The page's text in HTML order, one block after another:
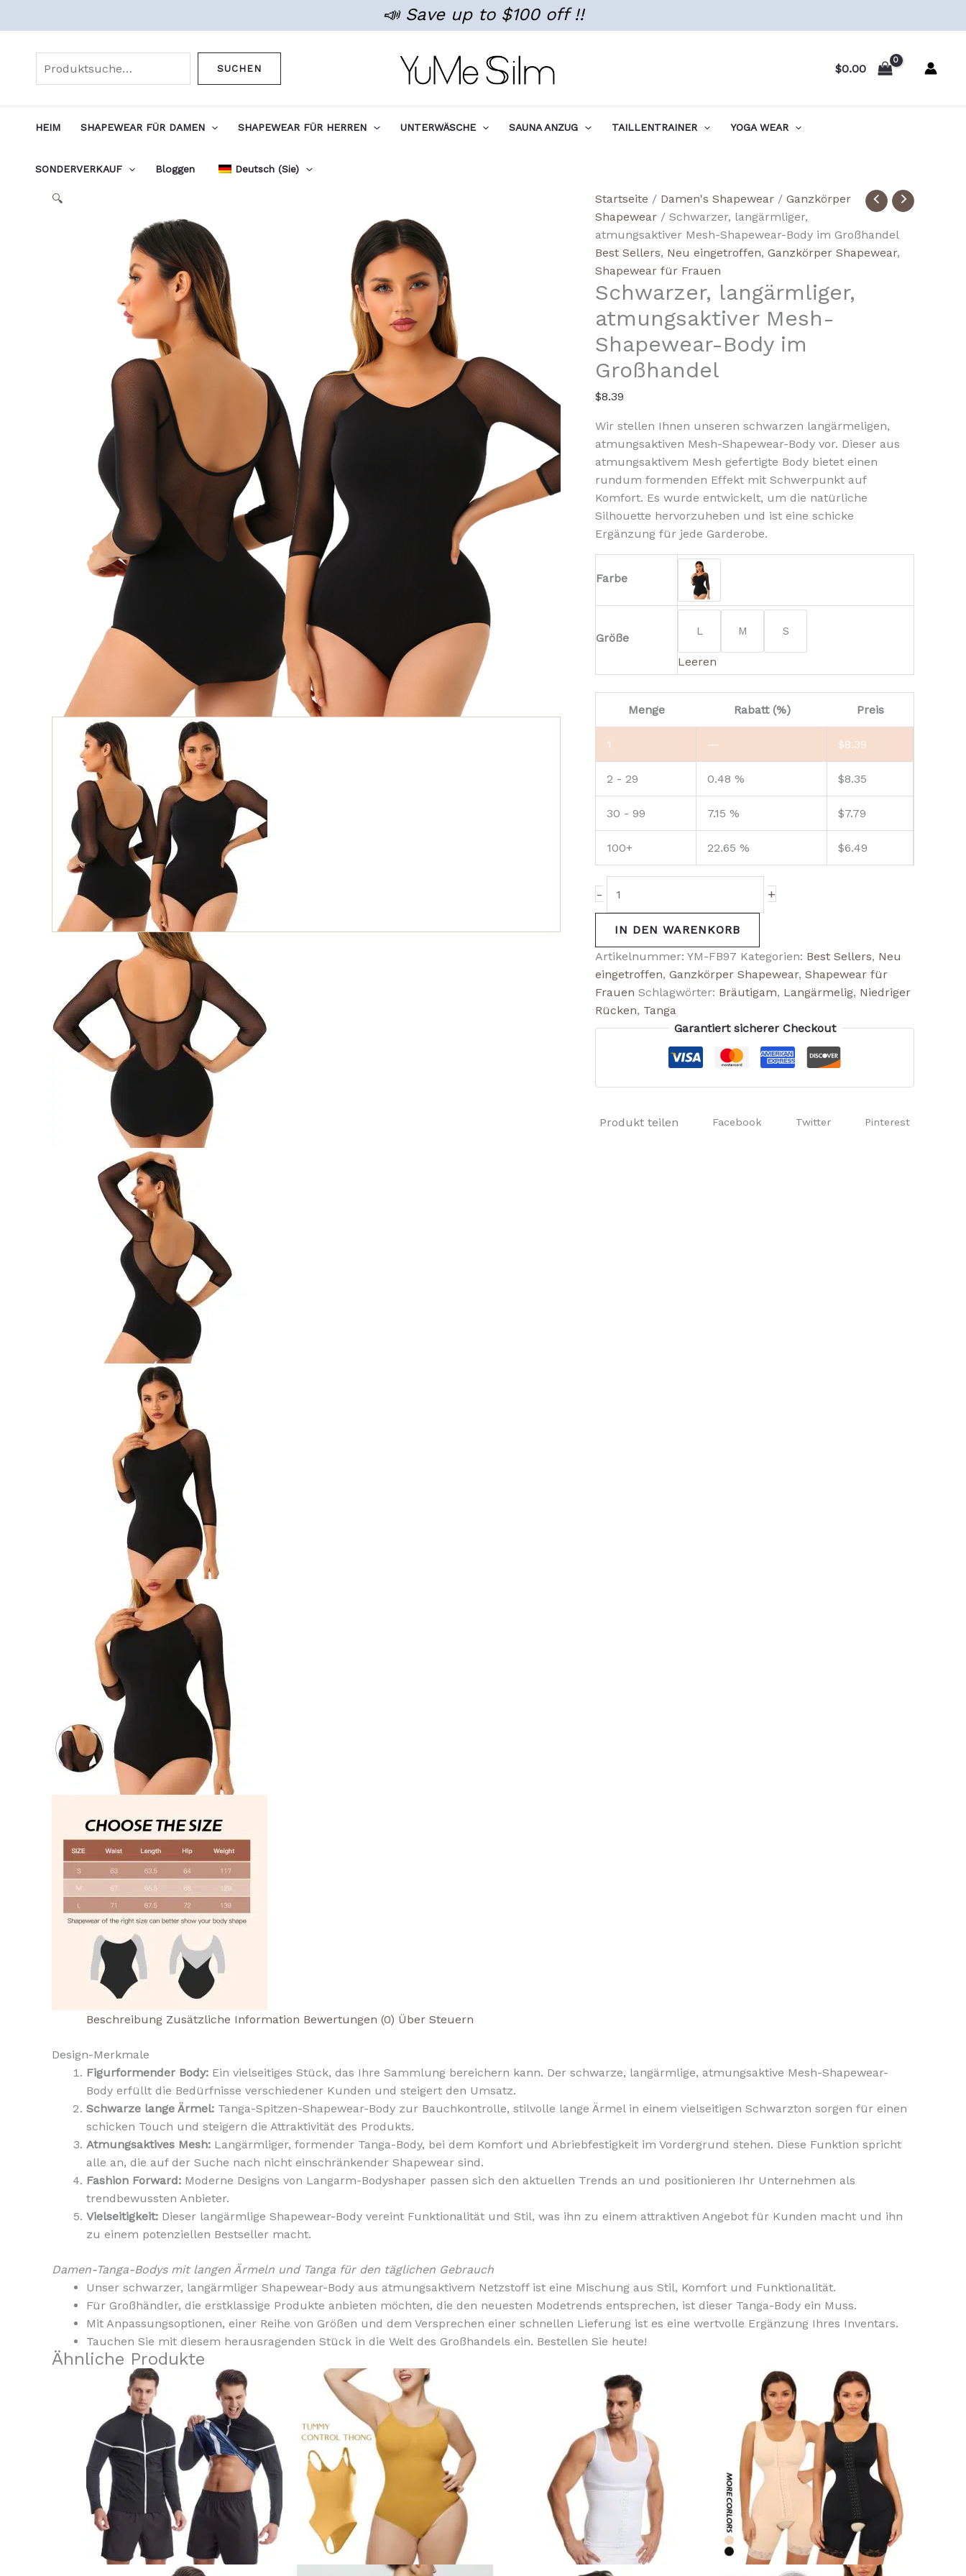
📣 Save up to $100 off !!
SUCHEN $0.00
HEIM SHAPEWEAR FÜR DAMEN SHAPEWEAR FÜR HERREN UNTERWÄSCHE SAUNA ANZUG TAILLENTRAINER YOGA WEAR
SONDERVERKAUF Bloggen Deutsch (Sie)
🔍 Startseite / Damen's Shapewear / Ganzkörper
Shapewear / Schwarzer, langärmliger,
atmungsaktiver Mesh-Shapewear-Body im Großhandel
Best Sellers, Neu eingetroffen, Ganzkörper Shapewear,
Shapewear für Frauen
Schwarzer, langärmliger,
atmungsaktiver Mesh-
Shapewear-Body im
Großhandel
$8.39
Wir stellen Ihnen unseren schwarzen langärmeligen,
atmungsaktiven Mesh-Shapewear-Body vor. Dieser aus
atmungsaktivem Mesh gefertigte Body bietet einen
rundum formenden Effekt mit Schwerpunkt auf
Komfort. Es wurde entwickelt, um die natürliche
Silhouette hervorzuheben und ist eine schicke
Ergänzung für jede Garderobe.
Farbe
Größe
L M S
Leeren
Menge Rabatt (%) Preis
1 — $8.39
2 - 29 0.48 % $8.35
30 - 99 7.15 % $7.79
100+ 22.65 % $6.49
-
Wholesale
Black
Long-
Sleeved
Breathable
Mesh
Bodysuit
Menge
+
IN DEN WARENKORB
Artikelnummer: YM-FB97 Kategorien: Best Sellers, Neu
eingetroffen, Ganzkörper Shapewear, Shapewear für
Frauen Schlagwörter: Bräutigam, Langärmelig, Niedriger
Rücken, Tanga
Garantiert sicherer Checkout
Produkt teilen Facebook Twitter Pinterest
Beschreibung Zusätzliche Information Bewertungen (0) Über Steuern
Design-Merkmale
Figurformender Body: Ein vielseitiges Stück, das Ihre Sammlung bereichern kann. Der schwarze, langärmlige, atmungsaktive Mesh-Shapewear-
Body erfüllt die Bedürfnisse verschiedener Kunden und steigert den Umsatz.
Schwarze lange Ärmel: Tanga-Spitzen-Shapewear-Body zur Bauchkontrolle, stilvolle lange Ärmel in einem vielseitigen Schwarzton sorgen für einen
schicken Touch und steigern die Attraktivität des Produkts.
Atmungsaktives Mesh: Langärmliger, formender Tanga-Body, bei dem Komfort und Abriebfestigkeit im Vordergrund stehen. Diese Funktion spricht
alle an, die auf der Suche nach nicht einschränkender Shapewear sind.
Fashion Forward: Moderne Designs von Langarm-Bodyshaper passen sich den aktuellen Trends an und positionieren Ihr Unternehmen als
trendbewussten Anbieter.
Vielseitigkeit: Dieser langärmlige Shapewear-Body vereint Funktionalität und Stil, was ihn zu einem attraktiven Angebot für Kunden macht und ihn
zu einem potenziellen Bestseller macht.
Damen-Tanga-Bodys mit langen Ärmeln und Tanga für den täglichen Gebrauch
Unser schwarzer, langärmliger Shapewear-Body aus atmungsaktivem Netzstoff ist eine Mischung aus Stil, Komfort und Funktionalität.
Für Großhändler, die erstklassige Produkte anbieten möchten, die den neuesten Modetrends entsprechen, ist dieser Tanga-Body ein Muss.
Mit Anpassungsoptionen, einer Reihe von Größen und dem Versprechen einer schnellen Lieferung ist es eine wertvolle Ergänzung Ihres Inventars.
Tauchen Sie mit diesem herausragenden Stück in die Welt des Großhandels ein. Bestellen Sie heute!
Ähnliche Produkte
mehrere
Varianten
auf.
Optionen
können
mehrere
Varianten
Optionen
können